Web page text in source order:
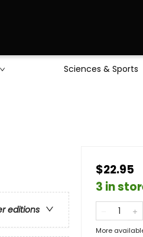
Sciences & Sports
editions
$22.95
3 in
More